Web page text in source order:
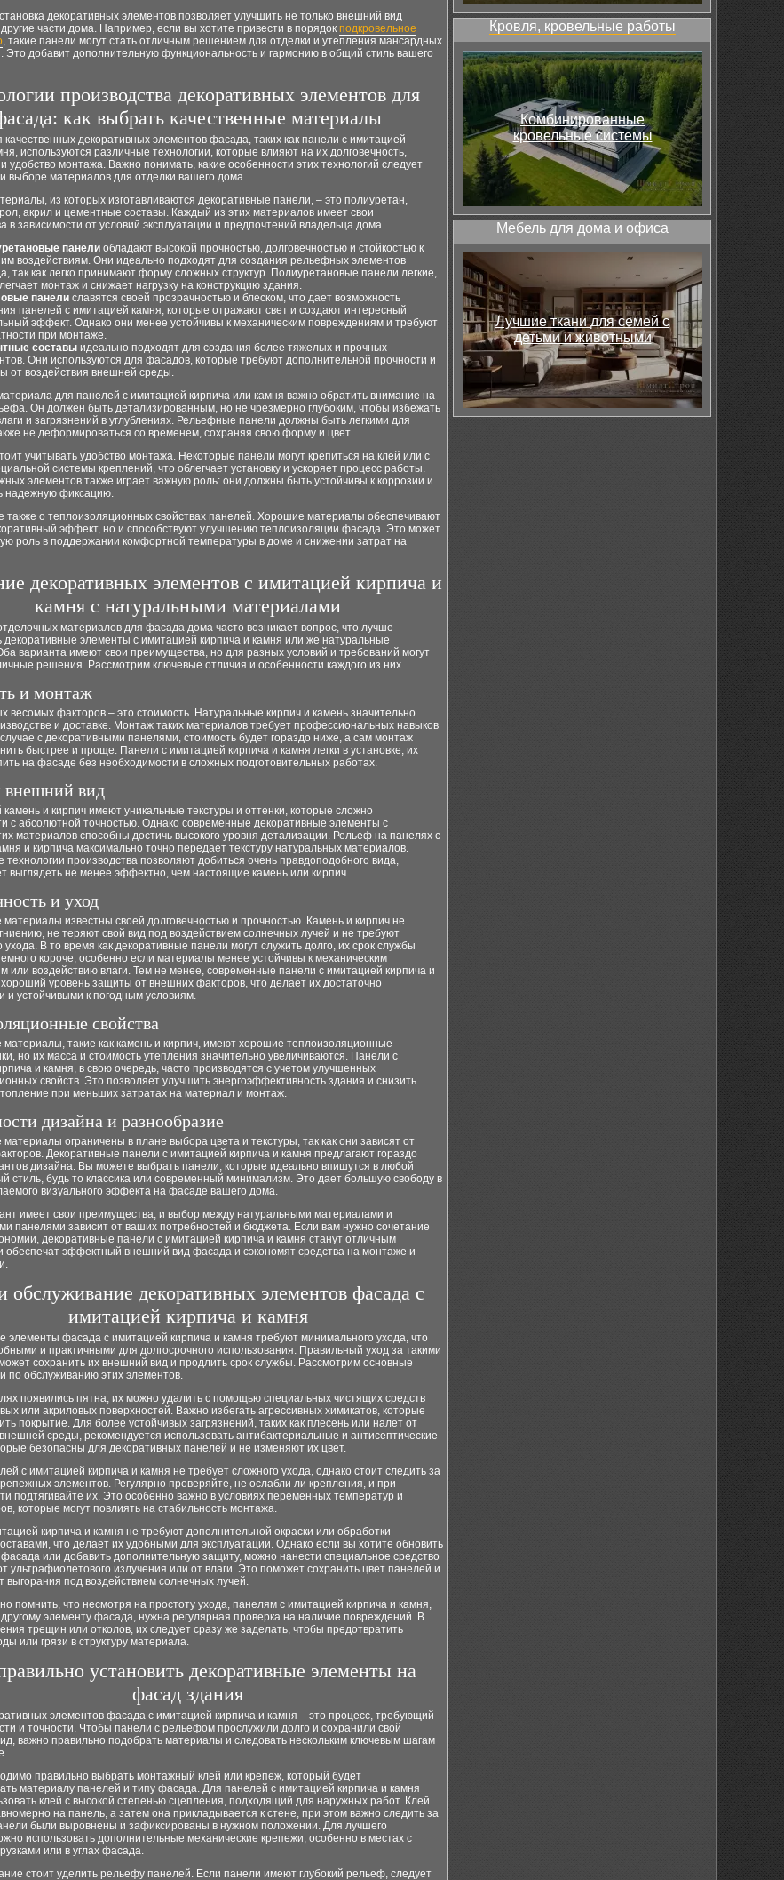
декоративных элементов позволяет улучшить не только внешний вид
части дома. Например, если вы хотите привести в порядок подкровельное
, такие панели могут стать отличным решением для отделки и утепления мансардных
Это добавит дополнительную функциональность и гармонию в общий стиль вашего
производства декоративных элементов для
как выбрать качественные материалы
качественных декоративных элементов фасада, таких как панели с имитацией
используются различные технологии, которые влияют на их долговечность,
удобство монтажа. Важно понимать, какие особенности этих технологий следует
выборе материалов для отделки вашего дома.
из которых изготавливаются декоративные панели, – это полиуретан,
акрил и цементные составы. Каждый из этих материалов имеет свои
в зависимости от условий эксплуатации и предпочтений владельца дома.
панели обладают высокой прочностью, долговечностью и стойкостью к
воздействиям. Они идеально подходят для создания рельефных элементов
так как легко принимают форму сложных структур. Полиуретановые панели легкие,
монтаж и снижает нагрузку на конструкцию здания.
панели славятся своей прозрачностью и блеском, что дает возможность
панелей с имитацией камня, которые отражают свет и создают интересный
эффект. Однако они менее устойчивы к механическим повреждениям и требуют
при монтаже.
составы идеально подходят для создания более тяжелых и прочных
Они используются для фасадов, которые требуют дополнительной прочности и
от воздействия внешней среды.
для панелей с имитацией кирпича или камня важно обратить внимание на
Он должен быть детализированным, но не чрезмерно глубоким, чтобы избежать
и загрязнений в углублениях. Рельефные панели должны быть легкими для
не деформироваться со временем, сохраняя свою форму и цвет.
учитывать удобство монтажа. Некоторые панели могут крепиться на клей или с
системы креплений, что облегчает установку и ускоряет процесс работы.
элементов также играет важную роль: они должны быть устойчивы к коррозии и
надежную фиксацию.
также о теплоизоляционных свойствах панелей. Хорошие материалы обеспечивают
эффект, но и способствуют улучшению теплоизоляции фасада. Это может
роль в поддержании комфортной температуры в доме и снижении затрат на
декоративных элементов с имитацией кирпича и
камня с натуральными материалами
материалов для фасада дома часто возникает вопрос, что лучше –
декоративные элементы с имитацией кирпича и камня или же натуральные
варианта имеют свои преимущества, но для разных условий и требований могут
решения. Рассмотрим ключевые отличия и особенности каждого из них.
и монтаж
весомых факторов – это стоимость. Натуральные кирпич и камень значительно
и доставке. Монтаж таких материалов требует профессиональных навыков
с декоративными панелями, стоимость будет гораздо ниже, а сам монтаж
быстрее и проще. Панели с имитацией кирпича и камня легки в установке, их
на фасаде без необходимости в сложных подготовительных работах.
внешний вид
и кирпич имеют уникальные текстуры и оттенки, которые сложно
с абсолютной точностью. Однако современные декоративные элементы с
материалов способны достичь высокого уровня детализации. Рельеф на панелях с
и кирпича максимально точно передает текстуру натуральных материалов.
производства позволяют добиться очень правдоподобного вида,
выглядеть не менее эффектно, чем настоящие камень или кирпич.
и уход
известны своей долговечностью и прочностью. Камень и кирпич не
не теряют свой вид под воздействием солнечных лучей и не требуют
ухода. В то время как декоративные панели могут служить долго, их срок службы
короче, особенно если материалы менее устойчивы к механическим
или воздействию влаги. Тем не менее, современные панели с имитацией кирпича и
уровень защиты от внешних факторов, что делает их достаточно
и устойчивыми к погодным условиям.
свойства
материалы, такие как камень и кирпич, имеют хорошие теплоизоляционные
но их масса и стоимость утепления значительно увеличиваются. Панели с
и камня, в свою очередь, часто производятся с учетом улучшенных
свойств. Это позволяет улучшить энергоэффективность здания и снизить
при меньших затратах на материал и монтаж.
дизайна и разнообразие
ограничены в плане выбора цвета и текстуры, так как они зависят от
Декоративные панели с имитацией кирпича и камня предлагают гораздо
дизайна. Вы можете выбрать панели, которые идеально впишутся в любой
стиль, будь то классика или современный минимализм. Это дает большую свободу в
визуального эффекта на фасаде вашего дома.
имеет свои преимущества, и выбор между натуральными материалами и
панелями зависит от ваших потребностей и бюджета. Если вам нужно сочетание
декоративные панели с имитацией кирпича и камня станут отличным
эффектный внешний вид фасада и сэкономят средства на монтаже и
обслуживание декоративных элементов фасада с
имитацией кирпича и камня
элементы фасада с имитацией кирпича и камня требуют минимального ухода, что
и практичными для долгосрочного использования. Правильный уход за такими
сохранить их внешний вид и продлить срок службы. Рассмотрим основные
по обслуживанию этих элементов.
появились пятна, их можно удалить с помощью специальных чистящих средств
или акриловых поверхностей. Важно избегать агрессивных химикатов, которые
покрытие. Для более устойчивых загрязнений, таких как плесень или налет от
среды, рекомендуется использовать антибактериальные и антисептические
безопасны для декоративных панелей и не изменяют их цвет.
с имитацией кирпича и камня не требует сложного ухода, однако стоит следить за
элементов. Регулярно проверяйте, не ослабли ли крепления, и при
подтягивайте их. Это особенно важно в условиях переменных температур и
которые могут повлиять на стабильность монтажа.
кирпича и камня не требуют дополнительной окраски или обработки
что делает их удобными для эксплуатации. Однако если вы хотите обновить
или добавить дополнительную защиту, можно нанести специальное средство
ультрафиолетового излучения или от влаги. Это поможет сохранить цвет панелей и
выгорания под воздействием солнечных лучей.
помнить, что несмотря на простоту ухода, панелям с имитацией кирпича и камня,
элементу фасада, нужна регулярная проверка на наличие повреждений. В
трещин или отколов, их следует сразу же заделать, чтобы предотвратить
или грязи в структуру материала.
установить декоративные элементы на
фасад здания
элементов фасада с имитацией кирпича и камня – это процесс, требующий
и точности. Чтобы панели с рельефом прослужили долго и сохранили свой
важно правильно подобрать материалы и следовать нескольким ключевым шагам
правильно выбрать монтажный клей или крепеж, который будет
материалу панелей и типу фасада. Для панелей с имитацией кирпича и камня
клей с высокой степенью сцепления, подходящий для наружных работ. Клей
на панель, а затем она прикладывается к стене, при этом важно следить за
были выровнены и зафиксированы в нужном положении. Для лучшего
использовать дополнительные механические крепежи, особенно в местах с
или в углах фасада.
стоит уделить рельефу панелей. Если панели имеют глубокий рельеф, следует
Кровля, кровельные работы
Комбинированные
кровельные системы
Мебель для дома и офиса
Лучшие ткани для семей с
детьми и животными